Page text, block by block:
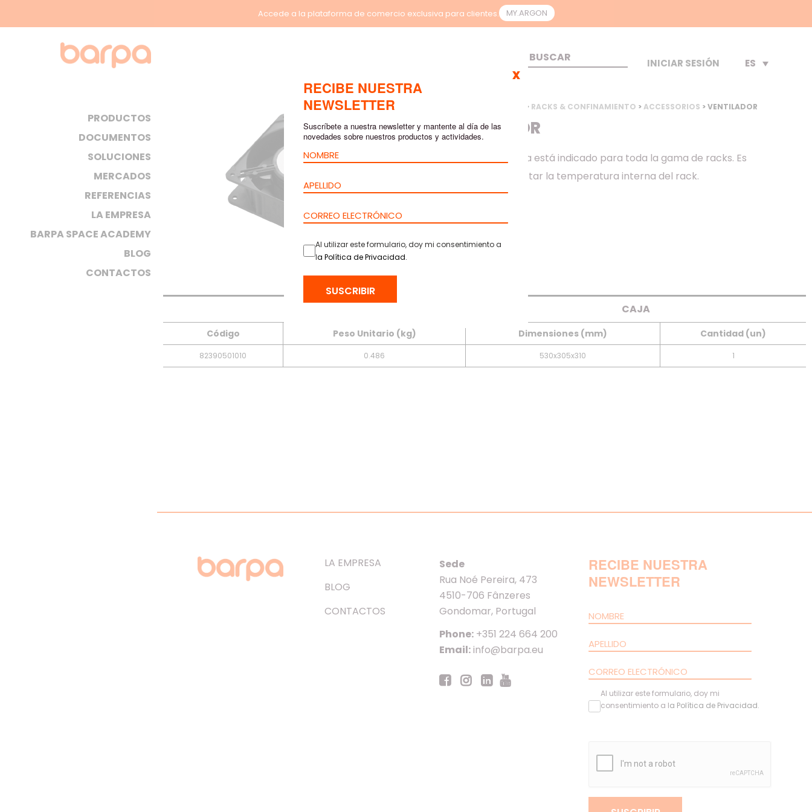
Accede a la plataforma de comercio exclusiva para clientes. MY.ARGON
PRODUCTOS
DOCUMENTOS
SOLUCIONES
MERCADOS
REFERENCIAS
LA EMPRESA
BARPA SPACE ACADEMY
BLOG
CONTACTOS
INICIAR SESIÓN ES
> RACKS & CONFINAMIENTO >ACCESSORIOS > VENTILADOR
VENTILADOR
El Ventilador barpa está indicado para toda la gama de racks. Es
perfecto para ajustar la temperatura interna del rack.
CAJA
Código Peso Unitario (kg) Dimensiones (mm) Cantidad (un)
82390501010 0.486 530x305x310 1
LA EMPRESA
BLOG
CONTACTOS
Sede
Rua Noé Pereira, 473
4510-706 Fânzeres
Gondomar, Portugal
Phone:+351 224 664 200
Email:info@barpa.eu
RECIBE NUESTRA
NEWSLETTER
Al utilizar este formulario, doy mi
consentimiento a la Política de Privacidad.
RECIBE NUESTRA
NEWSLETTER
Suscríbete a nuestra newsletter y mantente al día de las
novedades sobre nuestros productos y actividades.
Al utilizar este formulario, doy mi consentimiento a
laPolítica de Privacidad.
SUSCRIBIR
x